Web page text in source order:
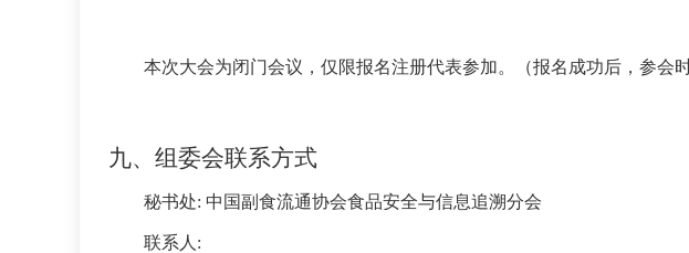
本次大会为闭门会议，仅限报名注册代表参加。（报名成功后，参会
九、组委会联系方式
秘书处: 中国副食流通协会食品安全与信息追溯分会
联系人 :